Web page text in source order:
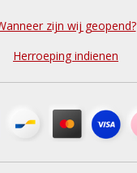
zijn wij geopend?
Herroeping indienen